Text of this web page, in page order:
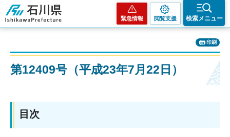
石川県
緊急情報 閲覧支援 検索メニュー
印刷
第12409号（平成23年7月22日）
目次